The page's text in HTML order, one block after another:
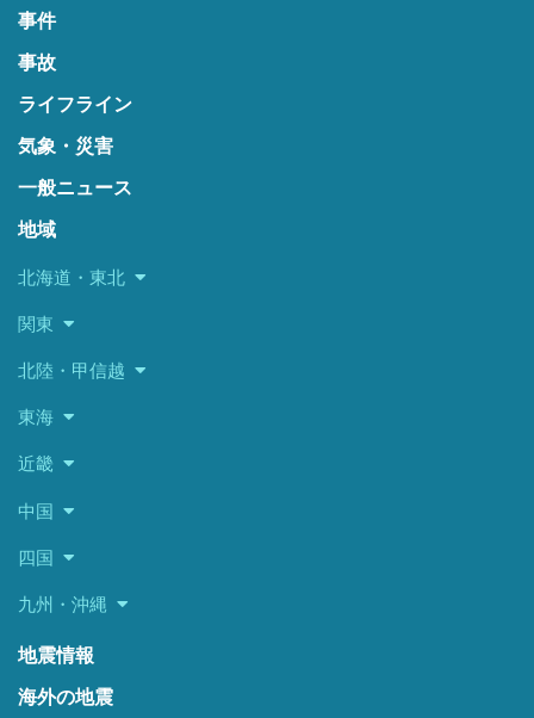
事件
事故
ライフライン
気象・災害
一般ニュース
地域
北海道・東北
関東
北陸・甲信越
東海
近畿
中国
四国
九州・沖縄
地震情報
海外の地震